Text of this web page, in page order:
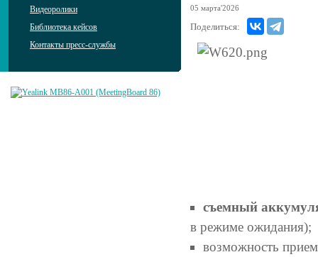
Видеоролики
Библиотека кейсов
Контакты пресс-службы
05 марта'2026
Поделиться:
съемный
в режиме ожидания);
возможность